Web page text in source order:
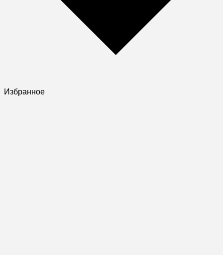
Избранное